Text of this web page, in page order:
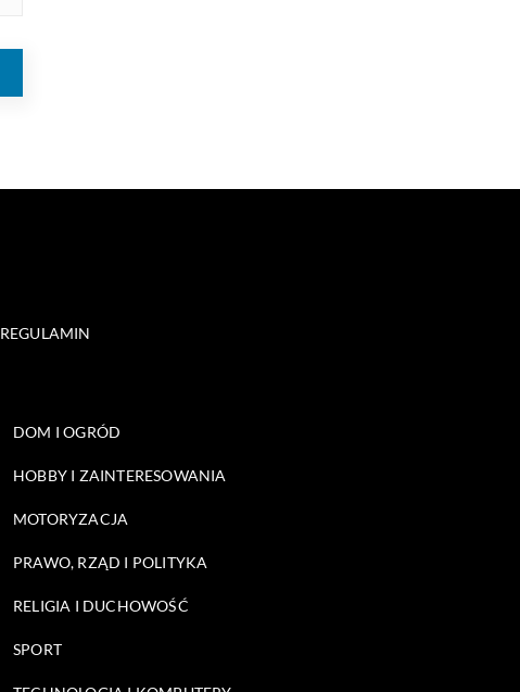
REGULAMIN
DOM I OGRÓD
HOBBY I ZAINTERESOWANIA
MOTORYZACJA
PRAWO, RZĄD I POLITYKA
RELIGIA I DUCHOWOŚĆ
SPORT